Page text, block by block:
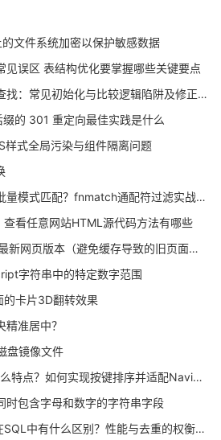
文件系统加密以保护敏感数据
见误区 表结构优化要掌握哪些关键要点
：常见初始化与比较逻辑陷阱及修正方法
的 301 重定向最佳实践是什么
样式全局污染与组件隔离问题
模式匹配？fnmatch通配符过滤实战教程
看任意网站HTML源代码方法有哪些
页版本（避免缓存导致的旧页面显示问题）
字符串中的特定数字范围
卡片3D翻转效果
准居中？
盘镜像文件
如何实现按键排序并适配NavigableMap接口？
时包含字母和数字的字符串字段
有什么区别？性能与去重的权衡该如何选择